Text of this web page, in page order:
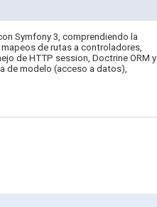
Symfony 3, comprendiendo la
de rutas a controladores,
de HTTP session, Doctrine ORM y
de modelo (acceso a datos),